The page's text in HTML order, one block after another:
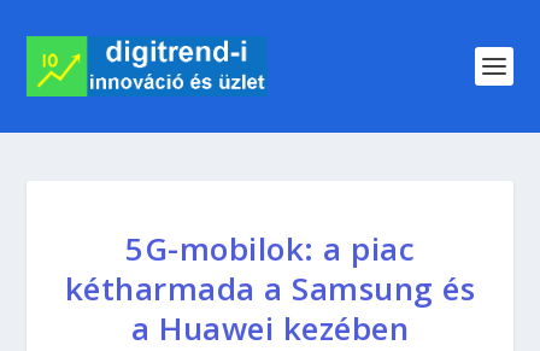
5G-mobilok: a piac
kétharmada a Samsung és
a Huawei kezében